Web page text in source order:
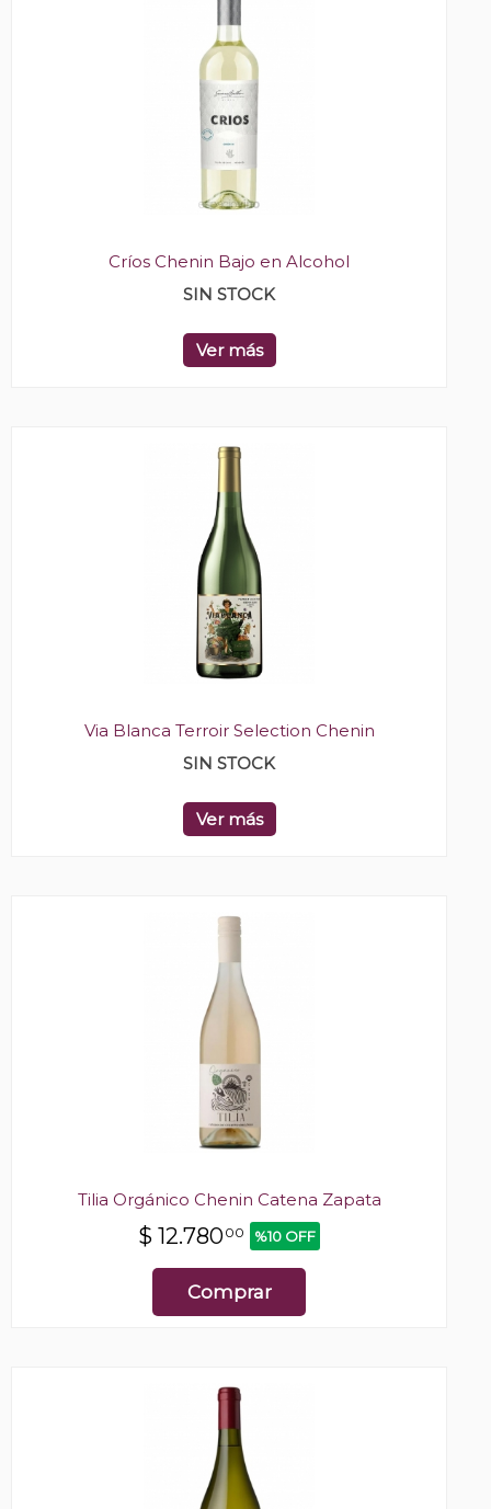
Críos Chenin Bajo en Alcohol
SIN STOCK
Ver más
Via Blanca Terroir Selection Chenin
SIN STOCK
Ver más
Tilia Orgánico Chenin Catena Zapata
$ 12.78000 %10 OFF
Comprar